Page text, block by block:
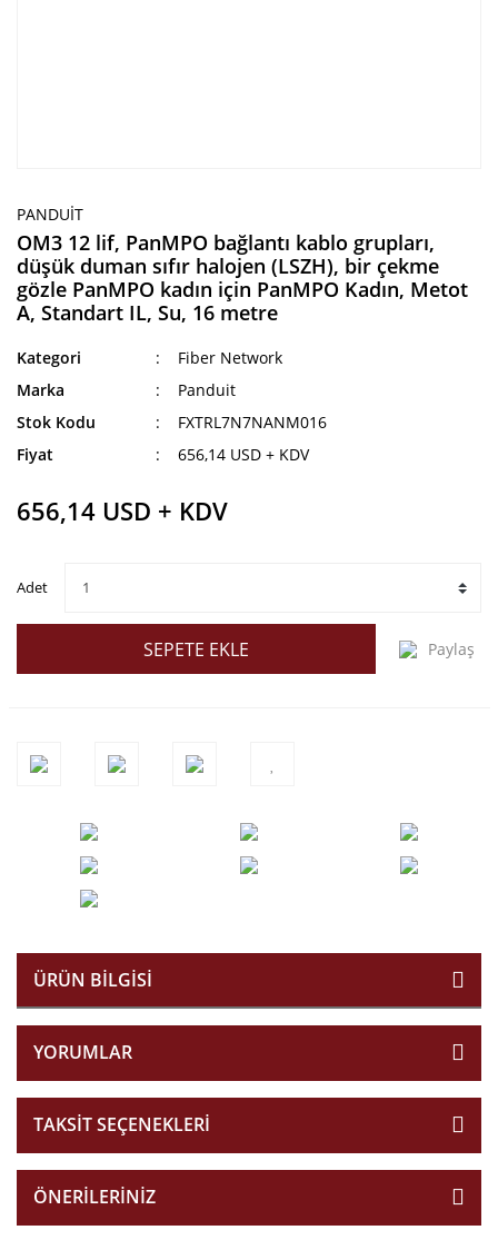
PANDUIT
OM3 12 lif, PanMPO bağlantı kablo grupları,
düşük duman sıfır halojen (LSZH), bir çekme
gözle PanMPO kadın için PanMPO Kadın, Metot
A, Standart IL, Su, 16 metre
Kategori
Fiber Network
Marka
Panduit
Stok Kodu
FXTRL7N7NANM016
Fiyat
656,14 USD + KDV
656,14 USD + KDV
Adet
SEPETE EKLE Paylaş
ÜRÜN BILGISI
YORUMLAR
TAKSIT SEÇENEKLERI
ÖNERILERINIZ